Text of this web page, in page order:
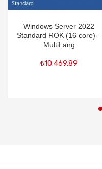
Windows Server 2022
Standard ROK (16 core) –
MultiLang
₺10.469,89